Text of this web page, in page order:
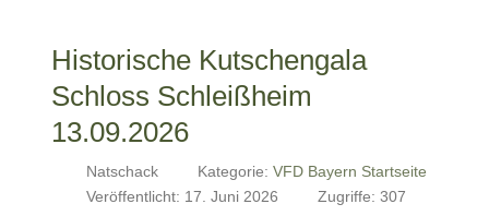
Historische Kutschengala
Schloss Schleißheim
13.09.2026
Natschack Kategorie: VFD Bayern Startseite
Veröffentlicht: 17. Juni 2026
Zugriffe: 307